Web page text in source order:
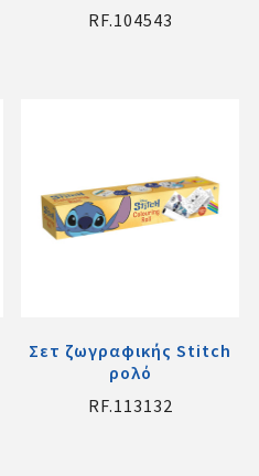
RF.104543
Σετ ζωγραφικής Stitch
ρολό
RF.113132